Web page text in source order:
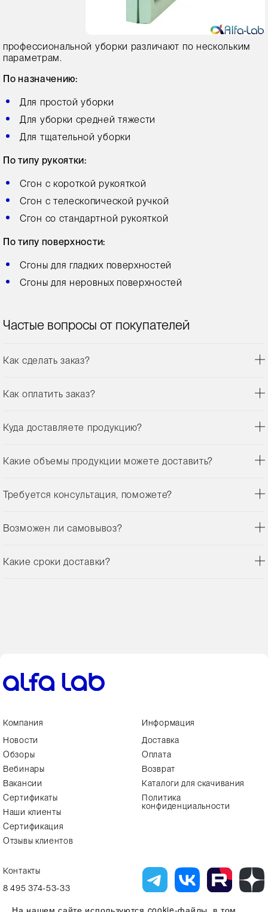
профессиональной уборки различают по нескольким
параметрам.
По назначению:
Для простой уборки
Для уборки средней тяжести
Для тщательной уборки
По типу рукоятки:
Сгон с короткой рукояткой
Сгон с телескопической ручкой
Сгон со стандартной рукояткой
По типу поверхности:
Сгоны для гладких поверхностей
Сгоны для неровных поверхностей
Частые вопросы от покупателей
Как сделать заказ?
Как оплатить заказ?
Куда доставляете продукцию?
Какие объемы продукции можете доставить?
Требуется консультация, поможете?
Возможен ли самовывоз?
Какие сроки доставки?
Компания
Новости
Обзоры
Вебинары
Вакансии
Сертификаты
Наши клиенты
Сертификация
Отзывы клиентов
Информация
Доставка
Оплата
Возврат
Каталоги для скачивания
Политика
конфиденциальности
Контакты
8 495 374-53-33
На нашем сайте используются cookie-файлы, в том